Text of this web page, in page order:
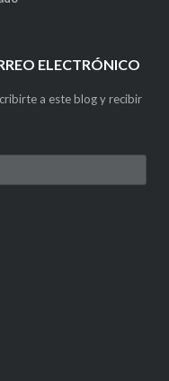
ELECTRÓNICO
a este blog y recibir